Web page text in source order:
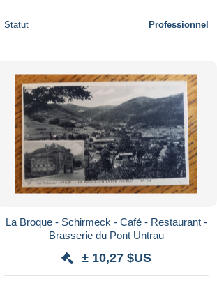
Statut Professionnel
La Broque - Schirmeck - Café - Restaurant -
Brasserie du Pont Untrau
± 10,27 $US